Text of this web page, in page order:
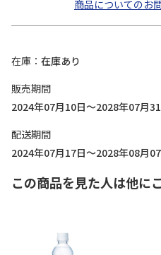
商品についてのお
在庫
在庫あり
販売期間
2024年07月10日～2028年07月
配送期間
2024年07月17日～2028年08月
この商品を見た人は他に